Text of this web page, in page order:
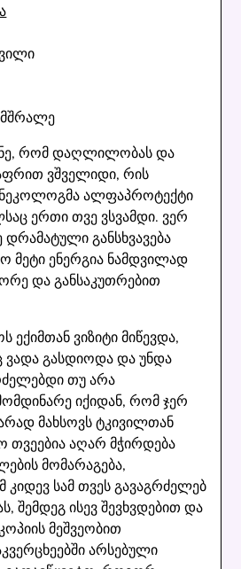
რომ დაღლილობას და
ვშველიდი, რის
ალფაპროტექტი
ერთი თვე ვსვამდი. ვერ
დრამატული განსხვავება
მეტი ენერგია ნამდვილად
და განსაკუთრებით
ექიმთან ვიზიტი მიწევდა,
ვადა გასდიოდა და უნდა
თუ არა
იქიდან, რომ ჯერ
მახსოვს ტკივილთან
აღარ მჭირდება
მომარაგება,
სამ თვეს გავაგრძელებ
შემდეგ ისევ შევხვდებით და
მეშვეობით
არსებული